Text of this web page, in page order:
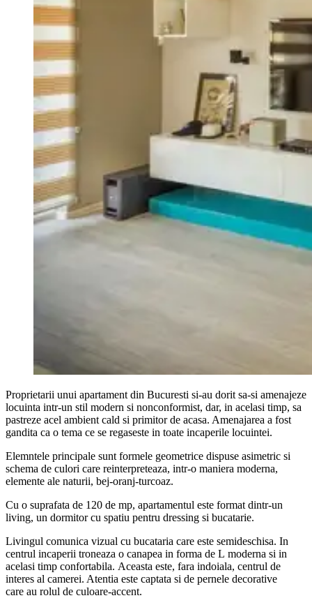
Proprietarii unui apartament din Bucuresti si-au dorit sa-si amenajeze
locuinta intr-un stil modern si nonconformist, dar, in acelasi timp, sa
pastreze acel ambient cald si primitor de acasa. Amenajarea a fost
gandita ca o tema ce se regaseste in toate incaperile locuintei.
Elemntele principale sunt formele geometrice dispuse asimetric si
schema de culori care reinterpreteaza, intr-o maniera moderna,
elemente ale naturii, bej-oranj-turcoaz.
Cu o suprafata de 120 de mp, apartamentul este format dintr-un
living, un dormitor cu spatiu pentru dressing si bucatarie.
Livingul comunica vizual cu bucataria care este semideschisa. In
centrul incaperii troneaza o canapea in forma de L moderna si in
acelasi timp confortabila. Aceasta este, fara indoiala, centrul de
interes al camerei. Atentia este captata si de pernele decorative
care au rolul de culoare-accent.